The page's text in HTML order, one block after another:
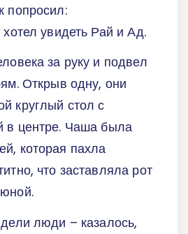
попросил:
увидеть Рай и Ад.
за руку и подвел
Открыв одну, они
круглый стол с
в центре. Чаша была
которая пахла
что заставляла рот
люди – казалось,